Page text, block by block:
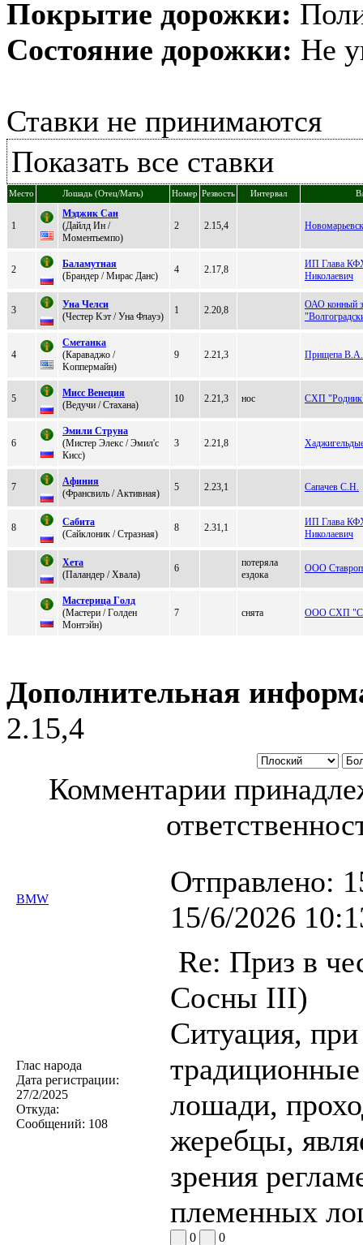
Покрытие дорожки:
Состояние дорожки: Не
Ставки не принимаются
Показать все ставки
Место Лошадь (Отец/Мать) Номер Резвость Интервал
1
Mэджик Caн
(Дaйлд Ин /
Moмeнтьeмпo)
2 2.15,4
2
Баламутная
(Брaндер / Mиpaс Дaнс)
4 2.17,8
ИП Глава
Николаевич
3
Унa Челcи
(Чeстeр Kэт / Унa Флaуэ)
1 2.20,8
ОАО конный
4
Сметанка
(Каpаваджо /
Koппepмайн)
9 2.21,3 Прищепа В.А.
5
Миcc Венеция
(Ведучи / Стаxана)
10 2.21,3 нос СХП
6
Эмили Струнa
(Mиcтep Элeкc / Эмил'с
Кисс)
3 2.21,8
7
Aфиния
(Фpaнcвиль / Aктивнaя)
5 2.23,1 Сапачев С.Н.
8
Сабита
(Сайклоник / Cтразная)
8 2.31,1
ИП Глава
Николаевич
Xетa
(Паландер / Xвaлa)
6
потеряла
ездока
ООО
Mаcтeрица Гoлд
(Macтeри / Гoлдeн
Moнтэйн)
7 снята ООО СХП
Дополнительная
2.15,4
Комментарии
BMW
Отправлено:
15/6/2026
Глас народа
Дата регистрации:
27/2/2025
Откуда:
Сообщений: 108
Re: Приз в
Сосны III)
Ситуация,
лошади,
жеребцы,
зрения
племенных
0 0